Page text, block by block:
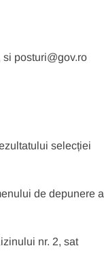
posturi@gov.ro
selecției
de depunere a
nr. 2, sat